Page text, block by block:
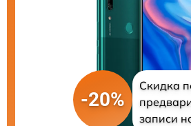
-20%
Скидка
записи